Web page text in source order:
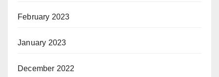
February 2023
January 2023
December 2022